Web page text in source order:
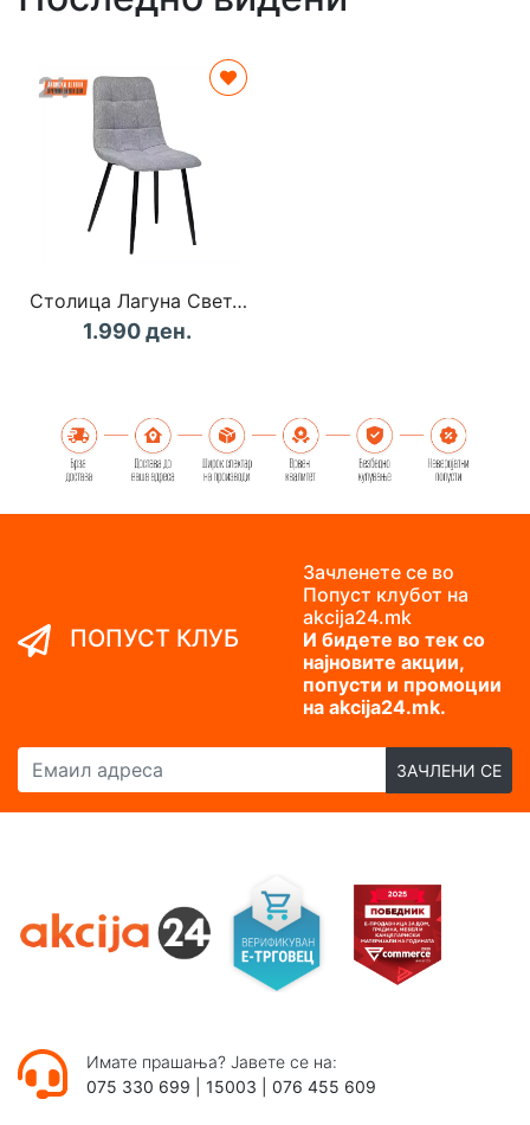
Столица Лагуна Светло Сива
1.990 ден.
ПОПУСТ КЛУБ
Зачленете се во
Попуст клубот на
akcija24.mk
И бидете во тек со
најновите акции,
попусти и промоции
на akcija24.mk.
Емаил адреса
ЗАЧЛЕНИ СЕ
Имате прашања? Јавете се на:
075 330 699
15003 076 455 609